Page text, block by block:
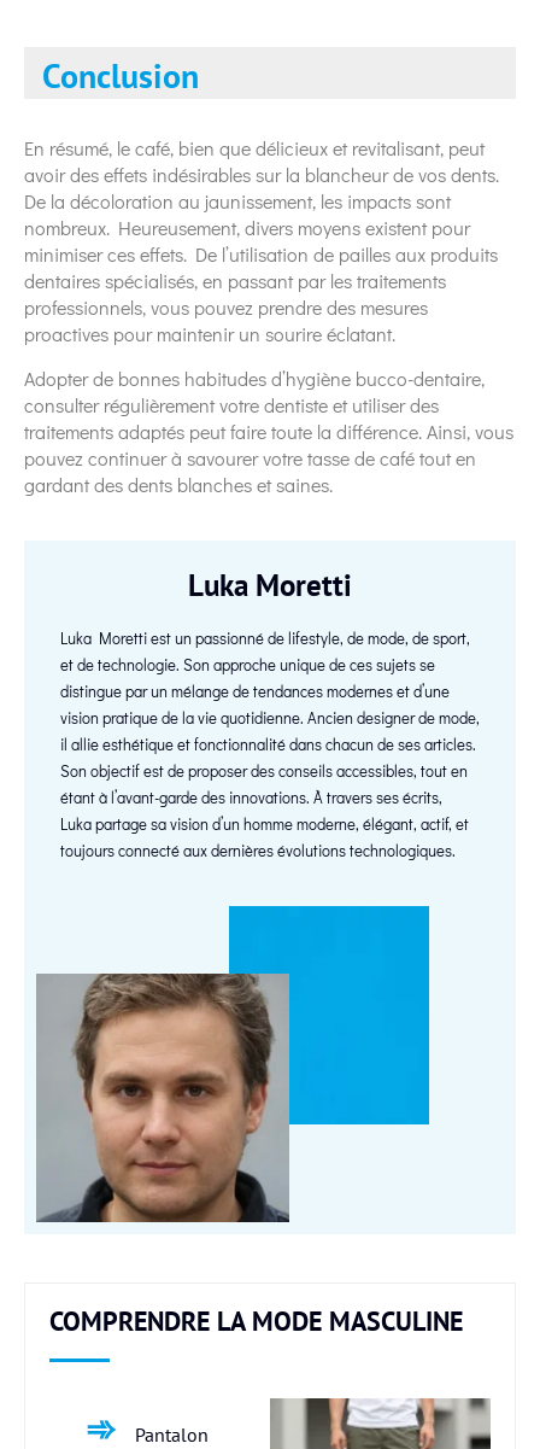
Conclusion
En résumé, le café, bien que délicieux et revitalisant, peut
avoir des effets indésirables sur la blancheur de vos dents.
De la décoloration au jaunissement, les impacts sont
nombreux. Heureusement, divers moyens existent pour
minimiser ces effets. De l’utilisation de pailles aux produits
dentaires spécialisés, en passant par les traitements
professionnels, vous pouvez prendre des mesures
proactives pour maintenir un sourire éclatant.
Adopter de bonnes habitudes d’hygiène bucco-dentaire,
consulter régulièrement votre dentiste et utiliser des
traitements adaptés peut faire toute la différence. Ainsi, vous
pouvez continuer à savourer votre tasse de café tout en
gardant des dents blanches et saines.
Luka Moretti
Luka Moretti est un passionné de lifestyle, de mode, de sport,
et de technologie. Son approche unique de ces sujets se
distingue par un mélange de tendances modernes et d’une
vision pratique de la vie quotidienne. Ancien designer de mode,
il allie esthétique et fonctionnalité dans chacun de ses articles.
Son objectif est de proposer des conseils accessibles, tout en
étant à l’avant-garde des innovations. À travers ses écrits,
Luka partage sa vision d’un homme moderne, élégant, actif, et
toujours connecté aux dernières évolutions technologiques.
COMPRENDRE LA MODE MASCULINE
Pantalon